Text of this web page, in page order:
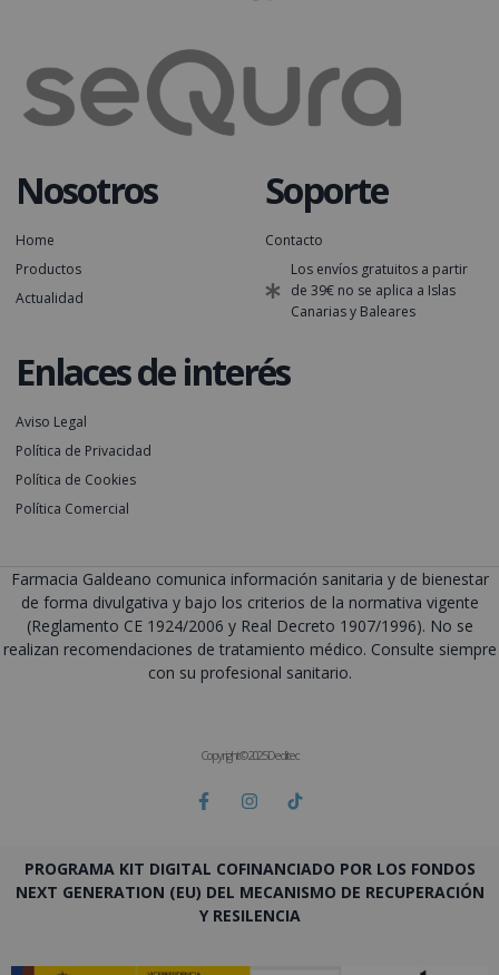
Nosotros
Home
Productos
Actualidad
Soporte
Contacto
Los envíos gratuitos a partir
de 39€ no se aplica a Islas
Canarias y Baleares
Enlaces de interés
Aviso Legal
Política de Privacidad
Política de Cookies
Política Comercial
Farmacia Galdeano comunica información sanitaria y de bienestar
de forma divulgativa y bajo los criterios de la normativa vigente
(Reglamento CE 1924/2006 y Real Decreto 1907/1996). No se
realizan recomendaciones de tratamiento médico. Consulte siempre
con su profesional sanitario.
Copyright © 2025 Deditec
PROGRAMA KIT DIGITAL COFINANCIADO POR LOS FONDOS
NEXT GENERATION (EU) DEL MECANISMO DE RECUPERACIÓN
Y RESILENCIA